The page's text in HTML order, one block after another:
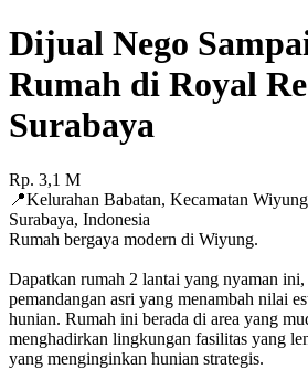
Dijual Nego
Rumah di Royal
Surabaya
Rp. 3,1 M
📍Kelurahan Babatan, Kecamatan
Surabaya, Indonesia
Rumah bergaya modern di Wiyung.
Dapatkan rumah 2 lantai yang nyaman
pemandangan asri yang menambah nilai
hunian. Rumah ini berada di area yang
menghadirkan lingkungan fasilitas yang
yang menginginkan hunian strategis.